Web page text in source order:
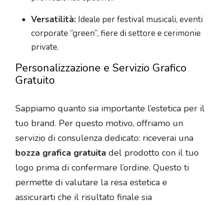
Versatilità: Ideale per festival musicali, eventi
corporate “green”, fiere di settore e cerimonie
private.
Personalizzazione e Servizio Grafico
Gratuito
Sappiamo quanto sia importante l’estetica per il
tuo brand. Per questo motivo, offriamo un
servizio di consulenza dedicato: riceverai una
bozza grafica gratuita del prodotto con il tuo
logo prima di confermare l’ordine. Questo ti
permette di valutare la resa estetica e
assicurarti che il risultato finale sia